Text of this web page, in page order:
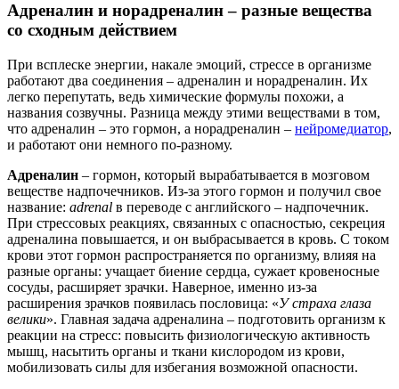
Адреналин и норадреналин – разные вещества
со сходным действием
При всплеске энергии, накале эмоций, стрессе в организме
работают два соединения – адреналин и норадреналин. Их
легко перепутать, ведь химические формулы похожи, а
названия созвучны. Разница между этими веществами в том,
что адреналин – это гормон, а норадреналин – нейромедиатор,
и работают они немного по-разному.
Адреналин – гормон, который вырабатывается в мозговом
веществе надпочечников. Из-за этого гормон и получил свое
название: adrenal в переводе с английского – надпочечник.
При стрессовых реакциях, связанных с опасностью, секреция
адреналина повышается, и он выбрасывается в кровь. С током
крови этот гормон распространяется по организму, влияя на
разные органы: учащает биение сердца, сужает кровеносные
сосуды, расширяет зрачки. Наверное, именно из-за
расширения зрачков появилась пословица: «У страха глаза
велики». Главная задача адреналина – подготовить организм к
реакции на стресс: повысить физиологическую активность
мышц, насытить органы и ткани кислородом из крови,
мобилизовать силы для избегания возможной опасности.